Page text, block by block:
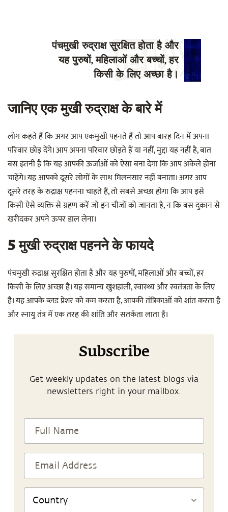
पंचमुखी रुद्राक्ष सुरक्षित होता है और
यह पुरुषों, महिलाओं और बच्चों, हर
किसी के लिए अच्छा है।
जानिए एक मुखी रुद्राक्ष के बारे में
लोग कहते हैं कि अगर आप एकमुखी पहनते हैं तो आप बारह दिन में अपना
परिवार छोड़ देंगे। आप अपना परिवार छोड़ते हैं या नहीं, मुद्दा यह नहीं है, बात
बस इतनी है कि यह आपकी ऊर्जाओं को ऐसा बना देगा कि आप अकेले होना
चाहेंगे। यह आपको दूसरे लोगों के साथ मिलनसार नहीं बनाता। अगर आप
दूसरे तरह के रुद्राक्ष पहनना चाहते हैं, तो सबसे अच्छा होगा कि आप इसे
किसी ऐसे व्यक्ति से ग्रहण करें जो इन चीजों को जानता है, न कि बस दुकान से
खरीदकर अपने ऊपर डाल लेना।
5 मुखी रुद्राक्ष पहनने के फायदे
पंचमुखी रुद्राक्ष सुरक्षित होता है और यह पुरुषों, महिलाओं और बच्चों, हर
किसी के लिए अच्छा है। यह समान्य खुशहाली, स्वास्थ्य और स्वतंत्रता के लिए
है। यह आपके ब्लड प्रेशर को कम करता है, आपकी तंत्रिकाओं को शांत करता है
और स्नायु तंत्र में एक तरह की शांति और सतर्कता लाता है।
Subscribe
Get weekly updates on the latest blogs via
newsletters right in your mailbox.